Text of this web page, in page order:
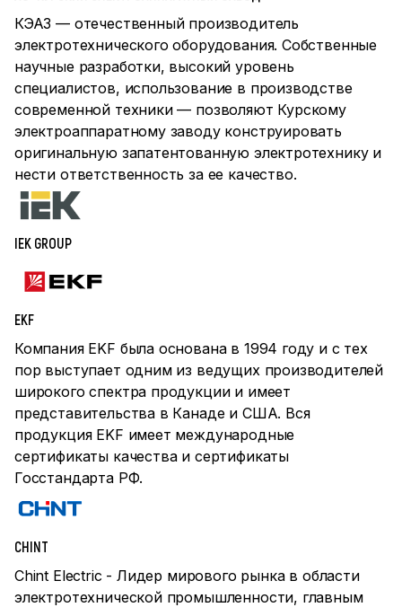
КЭАЗ — отечественный производитель
электротехнического оборудования. Собственные
научные разработки, высокий уровень
специалистов, использование в производстве
современной техники — позволяют Курскому
электроаппаратному заводу конструировать
оригинальную запатентованную электротехнику и
нести ответственность за ее качество.
IEK GROUP
EKF
Компания EKF была основана в 1994 году и с тех
пор выступает одним из ведущих производителей
широкого спектра продукции и имеет
представительства в Канаде и США. Вся
продукция EKF имеет международные
сертификаты качества и сертификаты
Госстандарта РФ.
CHINT
Chint Electric - Лидер мирового рынка в области
электротехнической промышленности, главным